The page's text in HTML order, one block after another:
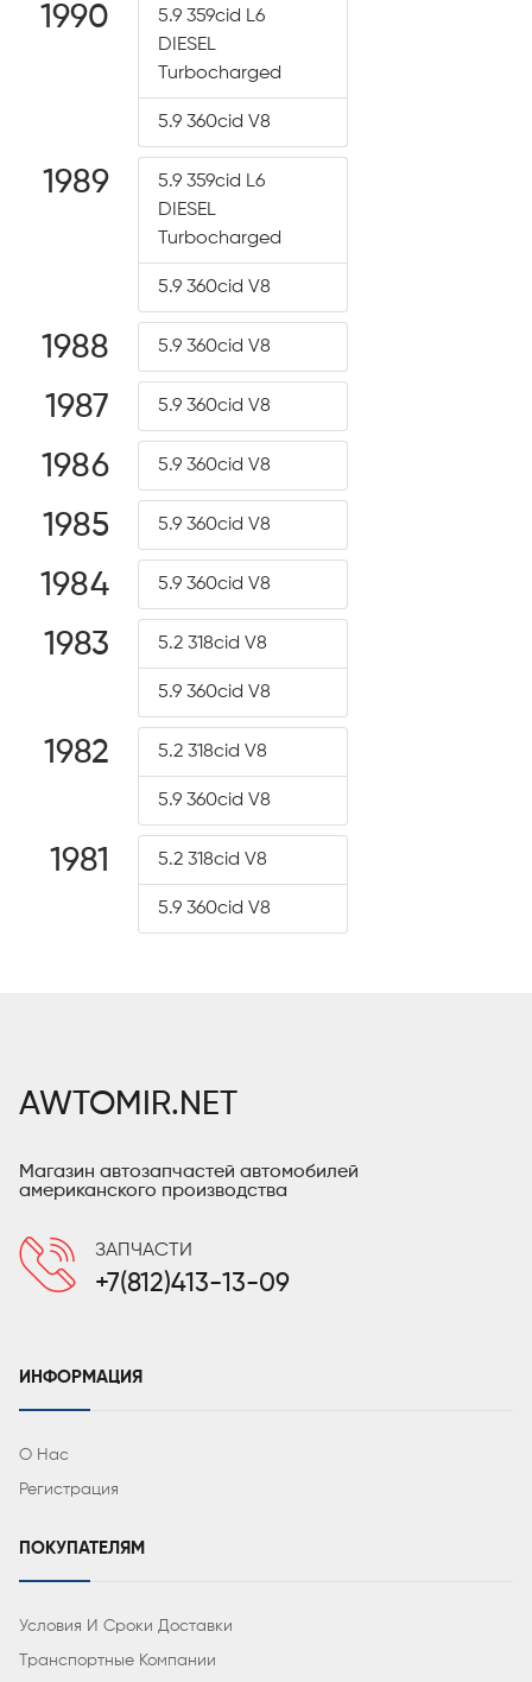
1990
5.9 359cid L6
DIESEL
Turbocharged
5.9 360cid V8
1989
5.9 359cid L6
DIESEL
Turbocharged
5.9 360cid V8
1988 5.9 360cid V8
1987 5.9 360cid V8
1986 5.9 360cid V8
1985 5.9 360cid V8
1984 5.9 360cid V8
1983 5.2 318cid V8
5.9 360cid V8
1982 5.2 318cid V8
5.9 360cid V8
1981 5.2 318cid V8
5.9 360cid V8
AWTOMIR.NET
Магазин автозапчастей автомобилей
американского производства
ЗАПЧАСТИ
+7(812)413-13-09
ИНФОРМАЦИЯ
О Нас
Регистрация
ПОКУПАТЕЛЯМ
Условия И Сроки Доставки
Транспортные Компании